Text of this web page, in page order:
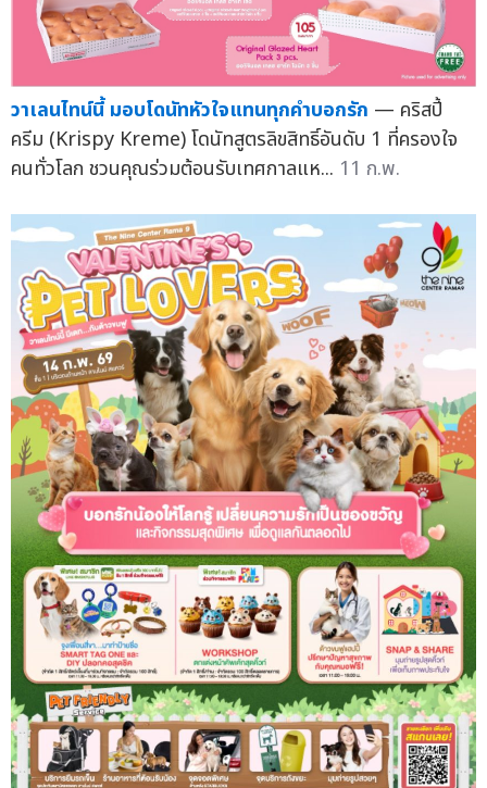
วาเลนไทน์นี้ มอบโดนัทหัวใจแทนทุกคำบอกรัก — คริสปี้
ครีม (Krispy Kreme) โดนัทสูตรลิขสิทธิ์อันดับ 1 ที่ครองใจ
คนทั่วโลก ชวนคุณร่วมต้อนรับเทศกาลแห... 11 ก.พ.